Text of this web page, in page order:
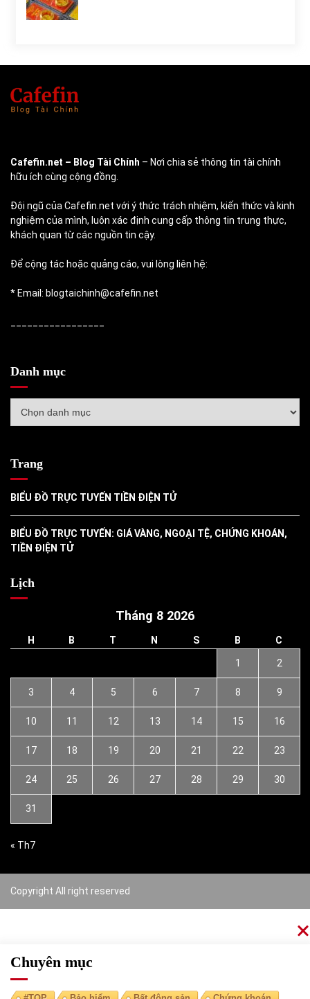
Cafefin.net – Blog Tài Chính – Nơi chia sẻ thông tin tài chính
hữu ích cùng cộng đồng.
Đội ngũ của Cafefin.net với ý thức trách nhiệm, kiến thức và kinh
nghiệm của mình, luôn xác định cung cấp thông tin trung thực,
khách quan từ các nguồn tin cậy.
Để cộng tác hoặc quảng cáo, vui lòng liên hệ:
* Email: blogtaichinh@cafefin.net
Danh mục
mục
Trang
BIỂU ĐỒ TRỰC TUYẾN TIỀN ĐIỆN TỬ
BIỂU ĐỒ TRỰC TUYẾN: GIÁ VÀNG, NGOẠI TỆ, CHỨNG KHOÁN,
TIỀN ĐIỆN TỬ
Lịch
Tháng 8 2026
H B T N S B C
1 2
3 4 5 6 7 8 9
10 11 12 13 14 15 16
17 18 19 20 21 22 23
24 25 26 27 28 29 30
31
« Th7
Copyright All right reserved
Chuyên mục